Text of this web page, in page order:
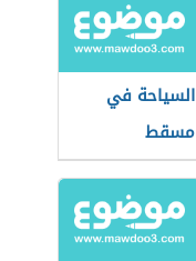
السياحة في
مسقط